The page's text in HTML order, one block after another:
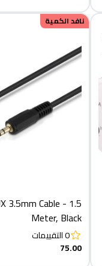
نافد الكمية
3.5mm Cable - 1.5
Meter, Black
0التقييمات
75.00